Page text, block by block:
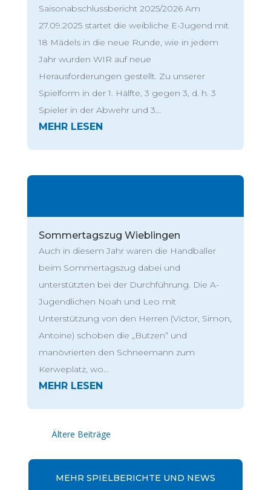
Saisonabschlussbericht 2025/2026 Am
27.09.2025 startet die weibliche E-Jugend mit
18 Mädels in die neue Runde, wie in jedem
Jahr wurden WIR auf neue
Herausforderungen gestellt. Zu unserer
Spielform in der 1. Hälfte, 3 gegen 3, d. h. 3
Spieler in der Abwehr und 3...
Sommertagszug Wieblingen
Auch in diesem Jahr waren die Handballer
beim Sommertagszug dabei und
unterstützten bei der Durchführung. Die A-
Jugendlichen Noah und Leo mit
Unterstützung von den Herren (Victor, Simon,
Antoine) schoben die „Butzen“ und
manövrierten den Schneemann zum
Kerweplatz, wo...
MEHR SPIELBERICHTE UND NEWS